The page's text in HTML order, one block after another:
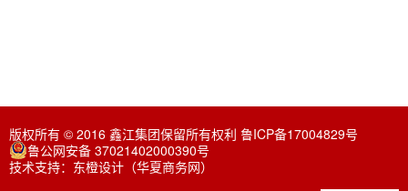
版权所有 © 2016 鑫江集团保留所有权利 鲁ICP备17004829号
鲁公网安备 37021402000390号
技术支持： 东橙设计（华夏商务网）